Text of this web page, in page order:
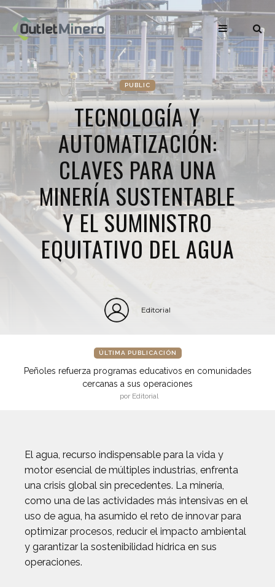
PUBLIC
TECNOLOGÍA Y
AUTOMATIZACIÓN:
CLAVES PARA UNA
MINERÍA SUSTENTABLE
Y EL SUMINISTRO
EQUITATIVO DEL AGUA
Editorial
ÚLTIMA PUBLICACIÓN
Peñoles refuerza programas educativos en comunidades
cercanas a sus operaciones
por Editorial
El agua, recurso indispensable para la vida y
motor esencial de múltiples industrias, enfrenta
una crisis global sin precedentes. La minería,
como una de las actividades más intensivas en el
uso de agua, ha asumido el reto de innovar para
optimizar procesos, reducir el impacto ambiental
y garantizar la sostenibilidad hídrica en sus
operaciones.